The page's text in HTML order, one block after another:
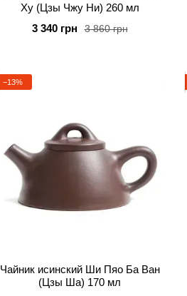
Ху (Цзы Чжу Ни) 260 мл
3 860 грн
3 340 грн
−13%
Чайник исинский Ши Пяо Ба Ван
(Цзы Ша) 170 мл